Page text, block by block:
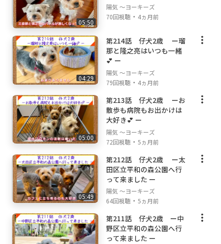
05:50
陽気 ～ヨーキーズ
70回視聴 ・ 4ヵ月前
04:29
第214話 仔犬2歳 ー瑠
那と隆之亮はいつも一緒
💕 ー
陽気 ～ヨーキーズ
79回視聴 ・ 4ヵ月前
05:00
第213話 仔犬2歳 ーお
散歩も病院もお出かけは
大好き💕 ー
陽気 ～ヨーキーズ
72回視聴 ・5ヵ月前
05:49
第212話 仔犬2歳 ー太
田区立平和の森公園へ行
って来ました ー
陽気 ～ヨーキーズ
64回視聴 ・5ヵ月前
第211話 仔犬2歳 ー中
野区立平和の森公園へ行
って来ました ー